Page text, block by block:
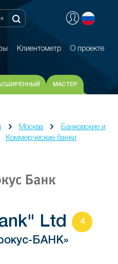
Клиентометр О проекте
Клиентометр О проекте
МАСТЕР
Москва
Банковские и
Коммерческие банки
Ltd 4
БАНК»